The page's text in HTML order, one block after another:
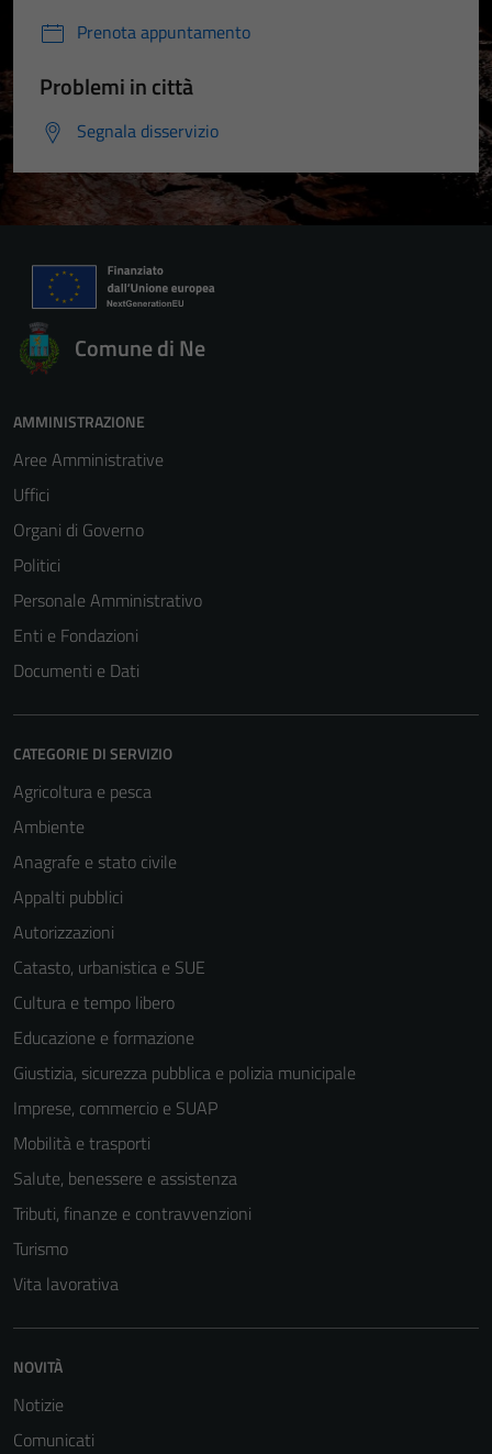
Prenota appuntamento
Problemi in città
Segnala disservizio
Comune di Ne
AMMINISTRAZIONE
Aree Amministrative
Uffici
Organi di Governo
Politici
Personale Amministrativo
Enti e Fondazioni
Documenti e Dati
CATEGORIE DI SERVIZIO
Agricoltura e pesca
Ambiente
Anagrafe e stato civile
Appalti pubblici
Autorizzazioni
Catasto, urbanistica e SUE
Cultura e tempo libero
Educazione e formazione
Giustizia, sicurezza pubblica e polizia municipale
Imprese, commercio e SUAP
Mobilità e trasporti
Salute, benessere e assistenza
Tributi, finanze e contravvenzioni
Turismo
Vita lavorativa
NOVITÀ
Notizie
Comunicati
Tecnici